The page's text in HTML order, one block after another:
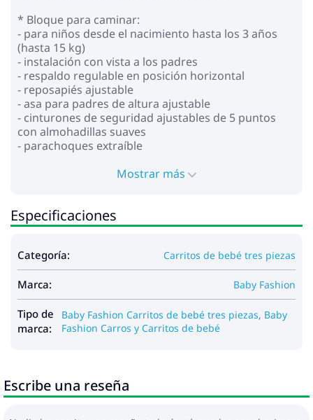
* Bloque para caminar:
- para niños desde el nacimiento hasta los 3 años
(hasta 15 kg)
- instalación con vista a los padres
- respaldo regulable en posición horizontal
- reposapiés ajustable
- asa para padres de altura ajustable
- cinturones de seguridad ajustables de 5 puntos
con almohadillas suaves
- parachoques extraíble
- absorción de impactos en todas las ruedas
*Asiento de coche:
- proporciona seguridad y comodidad
- función de soporte
- función de porteo del bebé
- asa ajustable para transportar en varias posiciones
- la capucha se fija con botones
- cinturones de seguridad ajustables
Dimensiones:
Mostrar más
Especificaciones
Categoría: Carritos de bebé tres piezas
Marca: Baby Fashion
Tipo de
marca:
Baby Fashion Carritos de bebé tres piezas, Baby
Fashion Carros y Carritos de bebé
Escribe una reseña